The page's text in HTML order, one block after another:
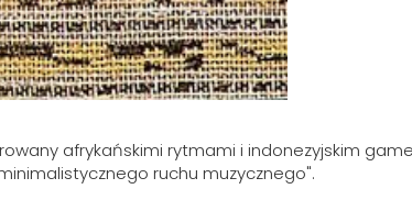
afrykańskimi rytmami i indonezyjskim
ruchu muzycznego".